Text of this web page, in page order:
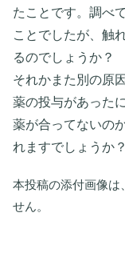
たことです。調べ
ことでしたが、触
るのでしょうか？
それかまた別の原
薬の投与があった
薬が合ってないの
れますでしょうか？
本投稿の添付画像は
せん。